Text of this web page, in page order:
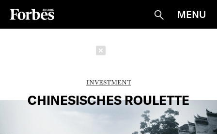
Suche
MENU
INVESTMENT
CHINESISCHES ROULETTE